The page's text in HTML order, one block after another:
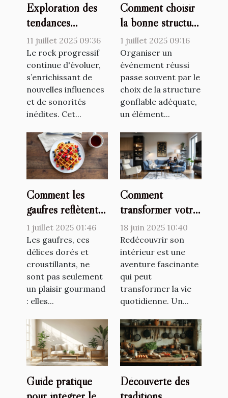
Exploration des
tendances
émergentes dans
le rock progressif
11 juillet 2025 09:36
Le rock progressif
continue d'évoluer,
s’enrichissant de
nouvelles influences
et de sonorités
inédites. Cet...
Comment choisir
la bonne structure
gonflable pour
votre événement ?
1 juillet 2025 09:16
Organiser un
événement réussi
passe souvent par le
choix de la structure
gonflable adéquate,
un élément...
Comment les
gaufres reflètent-
elles les
changements
culturels ?
1 juillet 2025 01:46
Les gaufres, ces
délices dorés et
croustillants, ne
sont pas seulement
un plaisir gourmand
: elles...
Comment
transformer votre
espace avec un
décorateur
d'intérieur
18 juin 2025 10:40
Redécouvrir son
intérieur est une
aventure fascinante
qui peut
transformer la vie
quotidienne. Un...
Guide pratique
Découverte des